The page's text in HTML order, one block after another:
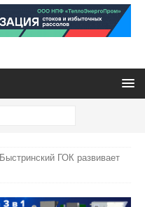
Быстринский ГОК развивает